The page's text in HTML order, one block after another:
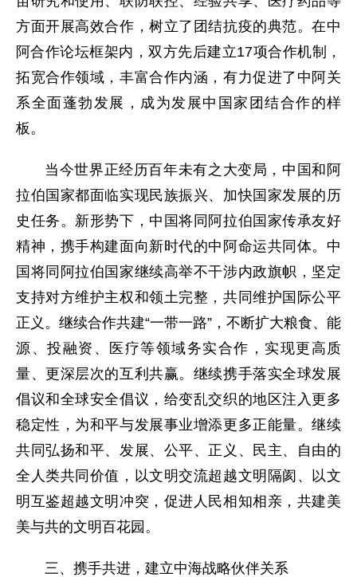
方面开展高效合作，树立了团结抗疫的典范。在中
阿合作论坛框架内，双方先后建立17项合作机制，
拓宽合作领域，丰富合作内涵，有力促进了中阿关
系全面蓬勃发展，成为发展中国家团结合作的样
板。
当今世界正经历百年未有之大变局，中国和阿
拉伯国家都面临实现民族振兴、加快国家发展的历
史任务。新形势下，中国将同阿拉伯国家传承友好
精神，携手构建面向新时代的中阿命运共同体。中
国将同阿拉伯国家继续高举不干涉内政旗帜，坚定
支持对方维护主权和领土完整，共同维护国际公平
正义。继续合作共建“一带一路”，不断扩大粮食、能
源、投融资、医疗等领域务实合作，实现更高质
量、更深层次的互利共赢。继续携手落实全球发展
倡议和全球安全倡议，给变乱交织的地区注入更多
稳定性，为和平与发展事业增添更多正能量。继续
共同弘扬和平、发展、公平、正义、民主、自由的
全人类共同价值，以文明交流超越文明隔阂、以文
明互鉴超越文明冲突，促进人民相知相亲，共建美
美与共的文明百花园。
三、携手共进，建立中海战略伙伴关系